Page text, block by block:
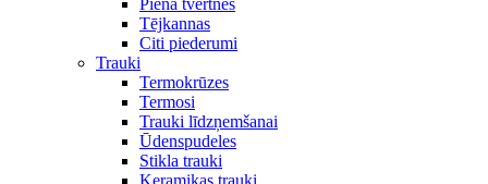
Piena tvertnes
Tējkannas
Citi piederumi
Trauki
Termokrūzes
Termosi
Trauki līdzņemšanai
Ūdenspudeles
Stikla trauki
Keramikas trauki